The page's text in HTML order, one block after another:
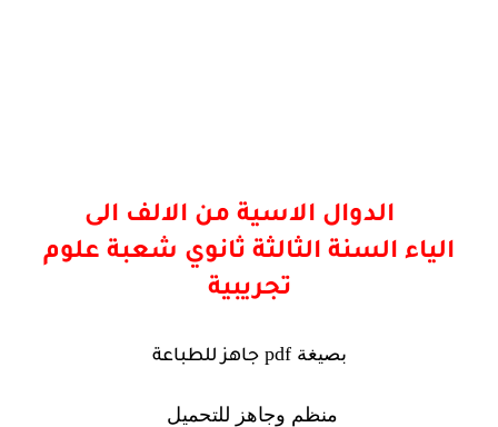
الدوال الاسية من الالف الى
الياء السنة الثالثة ثانوي شعبة علوم
تجريبية
بصيغة جاهز للطباعة
منظم وجاهز للتحميل